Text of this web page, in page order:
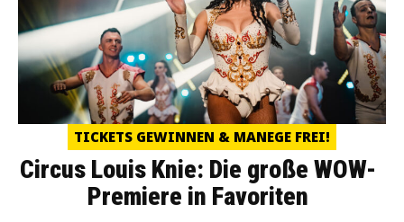
TICKETS GEWINNEN & MANEGE FREI!
Circus Louis Knie: Die große WOW-
Premiere in Favoriten